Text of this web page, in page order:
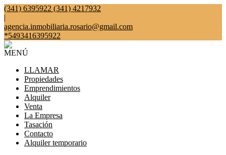
(341) 6395922 (341) 4217932
|
agencia.inmobiliaria.rosario@gmail.com
*5493416395922
MENÚ
LLAMAR
Propiedades
Emprendimientos
Alquiler
Venta
La Empresa
Tasación
Contacto
Alquiler temporario